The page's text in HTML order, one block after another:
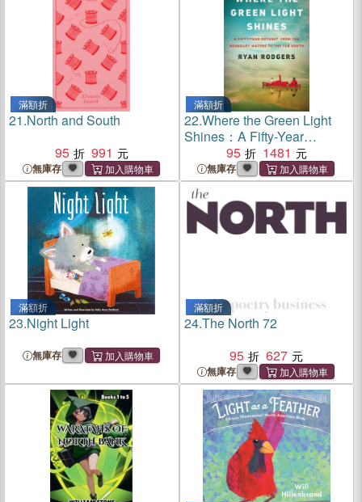
滿額折
21.North and South
95
991
無庫存
滿額折
22.Where the Green Light
Shines：A Fifty-Year
Odyssey from the Boundary
Waters to the Far North
95 1481
無庫存
滿額折
23.Night Light
無庫存
滿額折
24.The North 72
95
627
無庫存